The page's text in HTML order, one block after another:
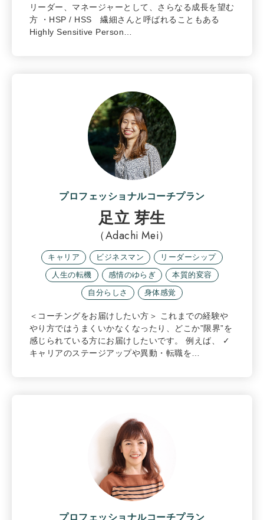
リーダー、マネージャーとして、さらなる成長を望む
方 ・HSP / HSS 繊細さんと呼ばれることもある
Highly Sensitive Person…
プロフェッショナルコーチプラン
足立 芽生
（Adachi Mei）
キャリア ビジネスマン
リーダーシップ
人生の転機
感情のゆらぎ
本質的変容
自分らしさ
身体感覚
＜コーチングをお届けしたい方＞ これまでの経験や
やり方ではうまくいかなくなったり、どこか”限界”を
感じられている方にお届けしたいです。 例えば、 ✓
キャリアのステージアップや異動・転職を…
プロフェッショナルコーチプラン